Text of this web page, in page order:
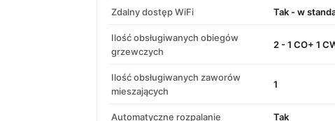
Zdalny dostęp WiFi Tak - w
Ilość obsługiwanych obiegów
grzewczych
2 - 1 CO+ 1
Ilość obsługiwanych zaworów
mieszających
1
Automatyczne rozpalanie Tak